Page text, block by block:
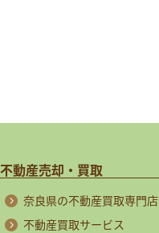
不動産売却・買取
奈良県の不動産買取専門店
不動産買取サービス